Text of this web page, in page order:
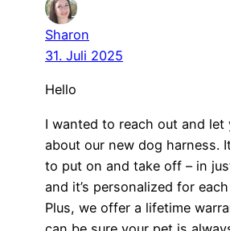
Sharon
31. Juli 2025
Hello
I wanted to reach out and let
about our new dog harness.
to put on and take off – in
and it’s personalized for
Plus, we offer a lifetime